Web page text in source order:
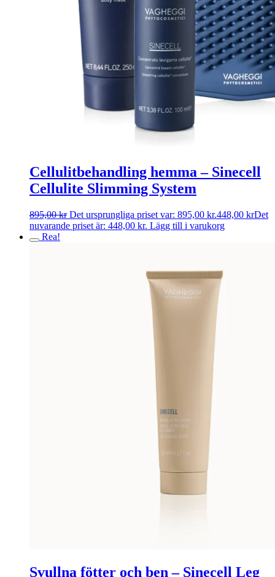
Cellulitbehandling hemma – Sinecell
Cellulite Slimming System
895,00kr Det ursprungliga priset var: 895,00 kr.448,00 krDet
nuvarande priset är: 448,00 kr. Lägg till i varukorg
Rea!
Svullna fötter och ben – Sinecell Leg